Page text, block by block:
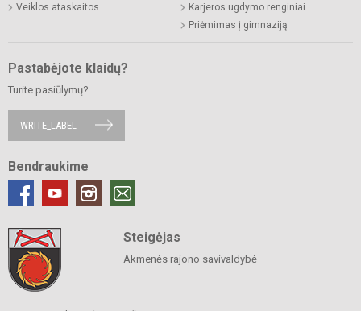
Veiklos ataskaitos
Karjeros ugdymo renginiai
Priėmimas į gimnaziją
Pastabėjote klaidų?
Turite pasiūlymų?
WRITE_LABEL
Bendraukime
Steigėjas
Akmenės rajono savivaldybė